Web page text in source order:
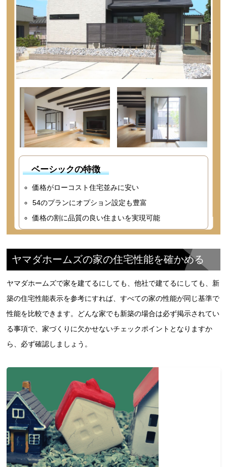
ベーシックの特徴
価格がローコスト住宅並みに安い
54のプランにオプション設定も豊富
価格の割に品質の良い住まいを実現可能
ヤマダホームズの家の住宅性能を確かめる
ヤマダホームズで家を建てるにしても、他社で建てるにしても、新
築の住宅性能表示を参考にすれば、すべての家の性能が同じ基準で
性能を比較できます。どんな家でも新築の場合は必ず掲示されてい
る事項で、家づくりに欠かせないチェックポイントとなりますか
ら、必ず確認しましょう。